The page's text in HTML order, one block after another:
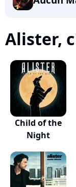
Alister,
Child of the
Night